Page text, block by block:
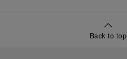
Back to top